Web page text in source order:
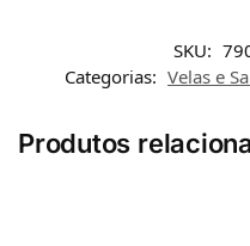
SKU:
Categorias: Velas e
Produtos